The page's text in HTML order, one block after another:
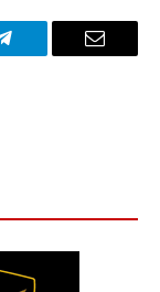
Telegram Email